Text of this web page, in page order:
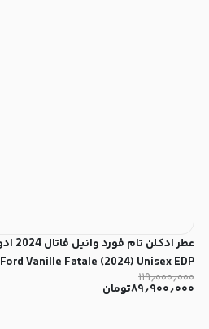
Ford Vanille Fatale (2024) Unisex EDP
۱۱۹٫۰۰۰٫۰۰۰
۸۹٫۹۰۰٫۰۰۰تومان